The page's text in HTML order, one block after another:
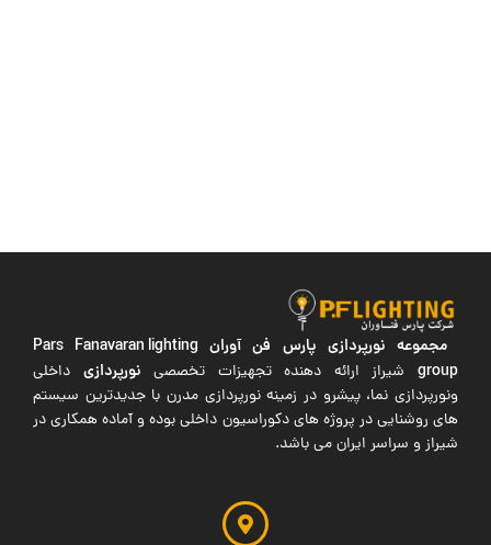
مجموعه نورپردازی پارس فن آوران Pars Fanavaran lighting
groupشیراز ارائه دهنده تجهیزات تخصصی نورپردازی داخلی
ونورپردازی نما، پیشرو در زمینه نورپردازی مدرن با جدیدترین سیستم
های روشنایی در پروژه های دکوراسیون داخلی بوده و آماده همکاری در
شیراز و سراسر ایران می باشد.